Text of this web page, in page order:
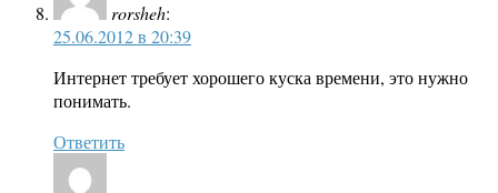
rorsheh:
25.06.2012 в 20:39
Интернет требует хорошего куска времени, это нужно
понимать.
Ответить